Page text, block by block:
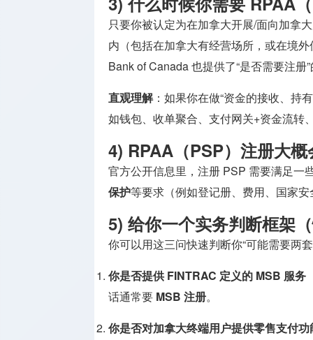
只要你被认定为在加拿大开展/面向加拿
内（包括在加拿大有经营场所，或在境
Bank of Canada 也提供了“是否需要注册
直观理解：如果你在做“资金的接收、持
如钱包、收单聚合、支付网关+资金流转
4) RPAA（PSP）注册大
官方公开信息里，注册 PSP 需要满足一
保护等要求（例如登记册、费用、国家
5) 给你一个实务判断框架
你可以用这三问快速判断你“可能需要两
你是否提供 FINTRAC 定义的 MSB 服务
话通常要 MSB 注册。
你是否对加拿大终端用户提供零售支付功